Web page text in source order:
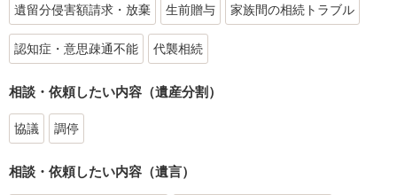
遺留分侵害額請求・放棄 生前贈与 家族間の相続トラブル
認知症・意思疎通不能 代襲相続
相談・依頼したい内容（遺産分割）
協議 調停
相談・依頼したい内容（遺言）